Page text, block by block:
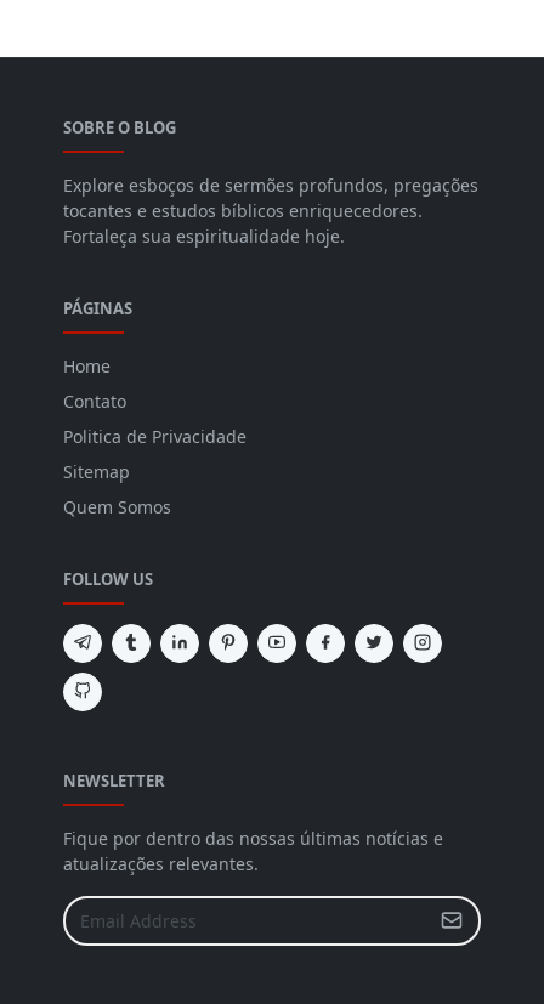
SOBRE O BLOG
Explore esboços de sermões profundos, pregações
tocantes e estudos bíblicos enriquecedores.
Fortaleça sua espiritualidade hoje.
PÁGINAS
Home
Contato
Politica de Privacidade
Sitemap
Quem Somos
FOLLOW US
NEWSLETTER
Fique por dentro das nossas últimas notícias e
atualizações relevantes.